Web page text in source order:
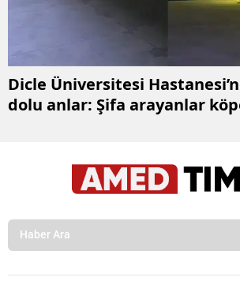
Dicle Üniversitesi
dolu anlar: Şifa arayanlar